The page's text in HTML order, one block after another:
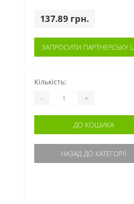
137.89 грн.
ЗАПРОСИТИ ПАРТНЕРСЬКУ
Кількість:
- +
ДО КОШИКА
НАЗАД ДО КАТЕГОРІЇ